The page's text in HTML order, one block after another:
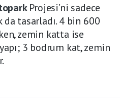
Projesi’ni sadece
da tasarladı. 4 bin 600
zemin katta ise
3 bodrum kat, zemin